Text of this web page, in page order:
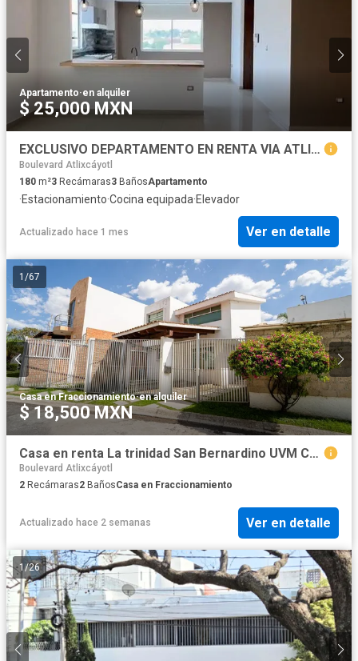
Apartamento·en alquiler
$ 25,000 MXN
EXCLUSIVO DEPARTAMENTO EN RENTA VIA ATLIXCAYOTL TORRE W
Boulevard Atlixcáyotl
180 m²3 Recámaras3 BañosApartamento
·Estacionamiento·Cocina equipada·Elevador
Actualizado hace 1 mes Ver en detalle
1 /67
Casa en Fraccionamiento·en alquiler
$ 18,500 MXN
Casa en renta La trinidad San Bernardino UVM Cholula
Boulevard Atlixcáyotl
2 Recámaras2 BañosCasa en Fraccionamiento
Actualizado hace 2 semanas Ver en detalle
1/26